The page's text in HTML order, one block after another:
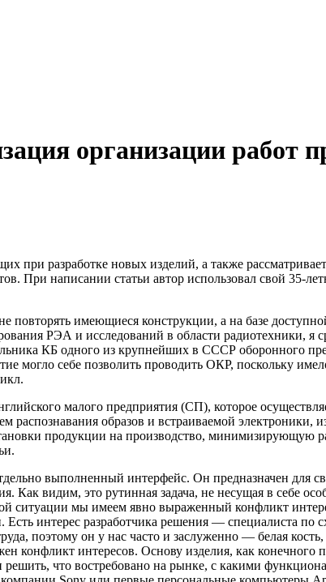
организации работ
разработке новых изделий, а также
написании статьи автор использовал свой
повторять имеющиеся конструкции, а на базе
РЭА и исследований в области радиотехники, я
КБ одного из крупнейших в СССР оборонного
могло себе позволить проводить ОКР, поскольку
малого предприятия (СП), которое
образов и встраиваемой электроники,
продукции на производство, минимизирующую
выполненный интерфейс. Он предназначен для
видим, это рутинная задача, не несущая в себе
ситуации мы имеем явно выраженный конфликт
интерес разработчика решения — специалиста по
поэтому он у нас часто и заслуженно — белая кость,
конфликт интересов. Основу изделия, как конечного
что востребовано на рынке, с какими